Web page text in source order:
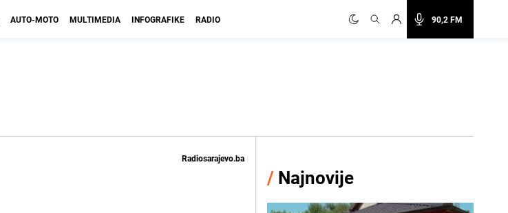
90,2 FM
AUTO-MOTO MULTIMEDIA INFOGRAFIKE RADIO
Radiosarajevo.ba
/ Najnovije